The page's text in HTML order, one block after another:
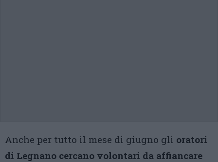
Anche per tutto il mese di giugno gli oratori
di Legnano cercano volontari da affiancare